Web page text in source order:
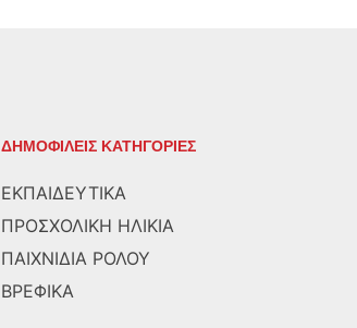
ΔΗΜΟΦΙΛΕΙΣ ΚΑΤΗΓΟΡΙΕΣ
ΕΚΠΑΙΔΕΥΤΙΚΑ
ΠΡΟΣΧΟΛΙΚΗ ΗΛΙΚΙΑ
ΠΑΙΧΝΙΔΙΑ ΡΟΛΟΥ
ΒΡΕΦΙΚΑ